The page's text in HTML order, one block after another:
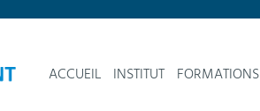
ACCUEIL INSTITUT FORMATIONS